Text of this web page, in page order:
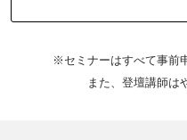
※セミナーはすべて事前
また、登壇講師は